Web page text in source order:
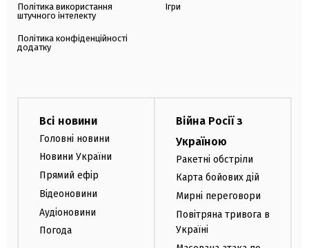
Політика використання
штучного інтелекту
Політика конфіденційності
додатку
Ігри
Всі новини
Головні новини
Новини України
Прямий ефір
Відеоновини
Аудіоновини
Погода
Війна Росії з
Україною
Ракетні обстріли
Карта бойових дій
Мирні переговори
Повітряна тривога в
Україні